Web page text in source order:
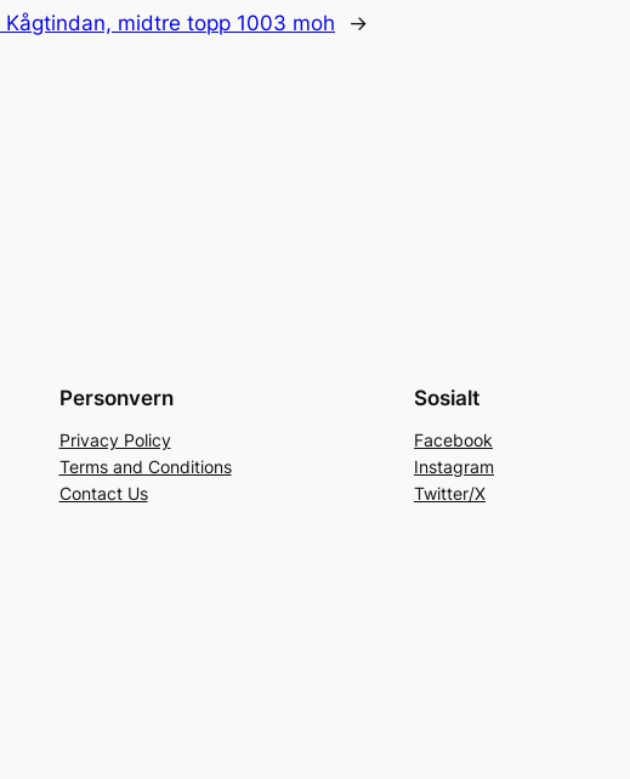
Kågtindan, midtre topp 1003 moh →
Personvern
Privacy Policy
Terms and Conditions
Contact Us
Sosialt
Facebook
Instagram
Twitter/X